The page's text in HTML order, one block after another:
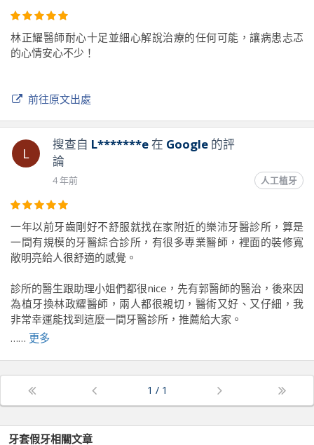
林正耀醫師耐心十足並細心解說治療的任何可能，讓病患忐忑
的心情安心不少！
前往原文出處
L
搜查自 L*******e在 Google的評
論
4 年前 人工植牙
一年以前牙齒剛好不舒服就找在家附近的樂沛牙醫診所，算是
一間有規模的牙醫綜合診所，有很多專業醫師，裡面的裝修寬
敞明亮給人很舒適的感覺。
診所的醫生跟助理小姐們都很nice，先有郭醫師的醫治，後來因
為植牙換林政耀醫師，兩人都很親切，醫術又好、又仔細，我
非常幸運能找到這麼一間牙醫診所，推薦給大家。
…… 更多
1 / 1
牙套假牙相關文章